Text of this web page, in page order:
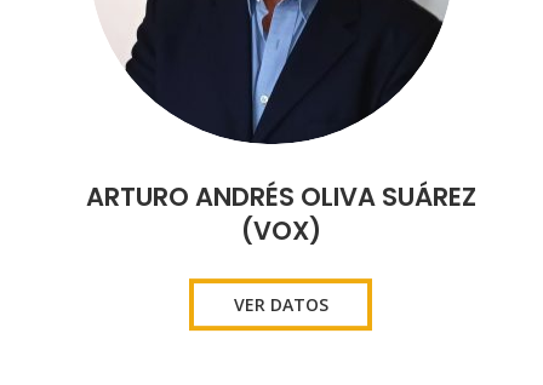
ARTURO ANDRÉS OLIVA SUÁREZ
(VOX)
VER DATOS